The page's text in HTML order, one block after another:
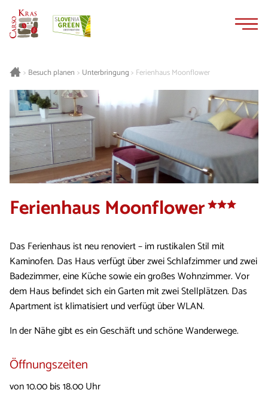
> Besuch planen > Unterbringung > Ferienhaus Moonflower
Ferienhaus Moonflower
Das Ferienhaus ist neu renoviert – im rustikalen Stil mit
Kaminofen. Das Haus verfügt über zwei Schlafzimmer und zwei
Badezimmer, eine Küche sowie ein großes Wohnzimmer. Vor
dem Haus befindet sich ein Garten mit zwei Stellplätzen. Das
Apartment ist klimatisiert und verfügt über WLAN.
In der Nähe gibt es ein Geschäft und schöne Wanderwege.
Öffnungszeiten
von 10.00 bis 18.00 Uhr